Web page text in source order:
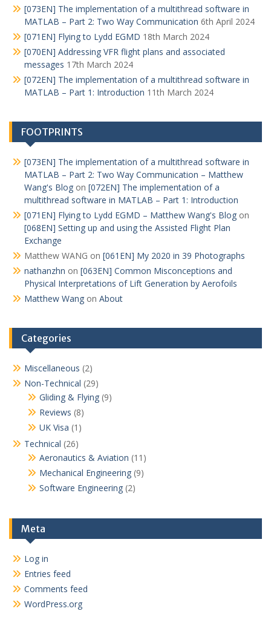
[073EN] The implementation of a multithread software in
MATLAB – Part 2: Two Way Communication 6th April 2024
[071EN] Flying to Lydd EGMD 18th March 2024
[070EN] Addressing VFR flight plans and associated
messages 17th March 2024
[072EN] The implementation of a multithread software in
MATLAB – Part 1: Introduction 11th March 2024
FOOTPRINTS
[073EN] The implementation of a multithread software in
MATLAB – Part 2: Two Way Communication – Matthew
Wang's Blog on [072EN] The implementation of a
multithread software in MATLAB – Part 1: Introduction
[071EN] Flying to Lydd EGMD – Matthew Wang's Blog on
[068EN] Setting up and using the Assisted Flight Plan
Exchange
Matthew WANG on [061EN] My 2020 in 39 Photographs
nathanzhn on [063EN] Common Misconceptions and
Physical Interpretations of Lift Generation by Aerofoils
Matthew Wang on About
Categories
Miscellaneous (2)
Non-Technical (29)
Gliding & Flying (9)
Reviews (8)
UK Visa (1)
Technical (26)
Aeronautics & Aviation (11)
Mechanical Engineering (9)
Software Engineering (2)
Meta
Log in
Entries feed
Comments feed
WordPress.org